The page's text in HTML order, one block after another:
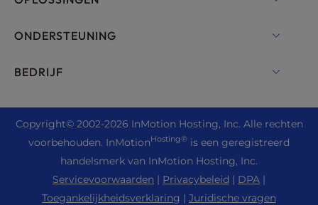
Naakte metalen servers
Hostingoplossingen voor ondernemingen
Reseller hosting
Reseller VPS
Professionele e-mail
WordPress Website bouwer
cPanel Hosting
Joomla Hosting
Laravel Hosting
Linux Hosting
Magento Hosting
ONDERSTEUNING
Live chat
+44 2045 763722
Eersteklas ondersteuning
Ondersteuningscentrum
Bronnen
BEDRIJF
Over ons
Locaties datacenters
Datacentrum Los Angeles
Ashburn Datacentrum
Copyright© 2002-2026 InMotion Hosting, Inc. Alle rechten
voorbehouden. InMotionHosting® is een geregistreerd
handelsmerk van InMotion Hosting, Inc.
Servicevoorwaarden | Privacybeleid | DPA |
Toegankelijkheidsverklaring | Juridische vragen